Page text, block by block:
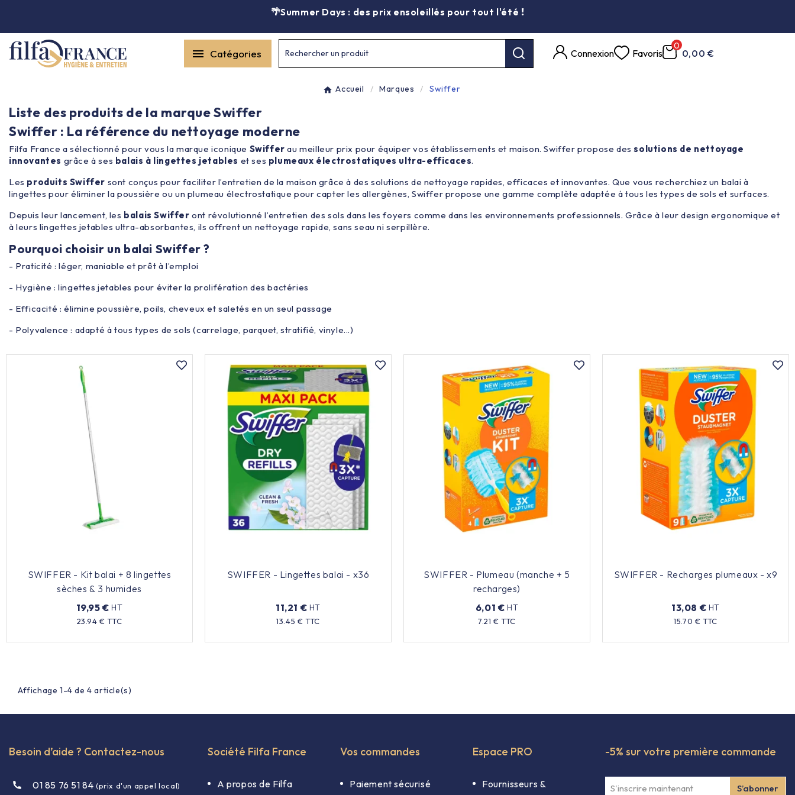
🌴Summer Days : des prix ensoleillés pour tout l'été !
 Catégories
Entretien général
Collecte des déchets 
Produit d'accueil 
Hygiène mains 
Alimentaire & jetable 
PROMOTION
Les nouveaux produits
Contactez-nous
Rechercher un produit Connexion Favoris
0
0,00 €
Accueil Marques Swiffer
Liste des produits de la marque Swiffer
Swiffer : La référence du nettoyage moderne
Filfa France a sélectionné pour vous la marque iconique Swiffer au meilleur prix pour équiper vos établissements et maison. Swiffer propose dessolutions de nettoyage
innovantes grâce à ses balais à lingettes jetables et ses plumeaux électrostatiques ultra-efficaces.
Les produits Swiffer sont conçus pour faciliter l’entretien de la maison grâce à des solutions de nettoyage rapides, efficaces et innovantes. Que vous recherchiez un balai à
lingettes pour éliminer la poussière ou un plumeau électrostatique pour capter les allergènes, Swiffer propose une gamme complète adaptée à tous les types de sols et surfaces.
Depuis leur lancement, les balais Swiffer ont révolutionné l’entretien des sols dans les foyers comme dans les environnements professionnels. Grâce à leur design ergonomique et
à leurs lingettes jetables ultra-absorbantes, ils offrent un nettoyage rapide, sans seau ni serpillère.
Pourquoi choisir un balai Swiffer ?
- Praticité : léger, maniable et prêt à l’emploi
- Hygiène : lingettes jetables pour éviter la prolifération des bactéries
- Efficacité : élimine poussière, poils, cheveux et saletés en un seul passage
- Polyvalence : adapté à tous types de sols (carrelage, parquet, stratifié, vinyle...)
SWIFFER - Kit balai + 8 lingettes
sèches & 3 humides
19,95 € HT
23.94 € TTC
Prix
SWIFFER - Lingettes balai - x36
11,21 € HT
13.45 € TTC
Prix
SWIFFER - Plumeau (manche + 5
recharges)
6,01 € HT
7.21 € TTC
Prix
SWIFFER - Recharges plumeaux - x9
13,08 € HT
15.70 € TTC
Prix
Affichage 1-4 de 4 article(s)
Besoin d’aide ? Contactez-nous
01 85 76 51 84 (prix d'un appel local)
Société Filfa France
A propos de Filfa
Vos commandes
Paiement sécurisé
Espace PRO
Fournisseurs &
-5% sur votre première commande